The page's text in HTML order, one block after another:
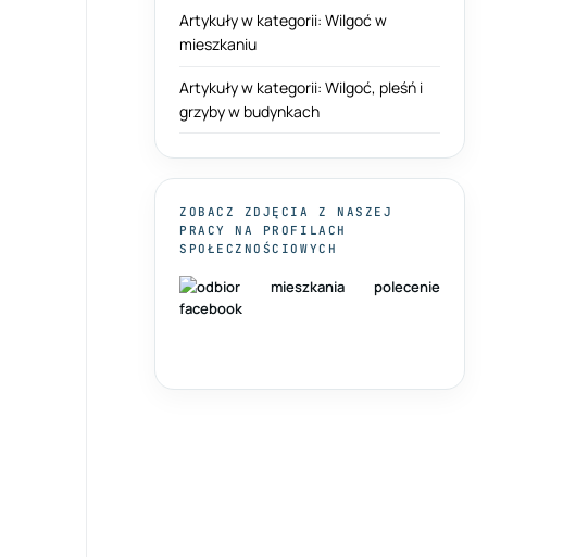
Artykuły w kategorii: Wilgoć w
mieszkaniu
Artykuły w kategorii: Wilgoć, pleśń i
grzyby w budynkach
ZOBACZ ZDJĘCIA Z NASZEJ
PRACY NA PROFILACH
SPOŁECZNOŚCIOWYCH